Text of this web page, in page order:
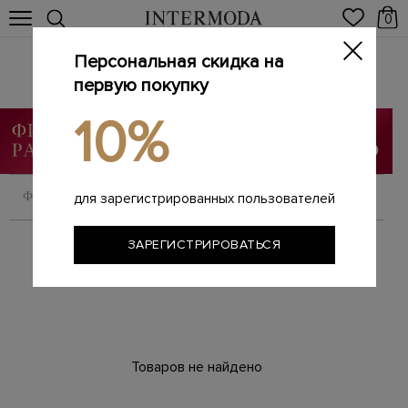
0
Женская обувь
Главная / Женщинам
ФИЛЬТРОВАТЬ СОРТИРОВАТЬ
Товаров не найдено
Персональная скидка на
первую покупку
10%
для зарегистрированных пользователей
ЗАРЕГИСТРИРОВАТЬСЯ